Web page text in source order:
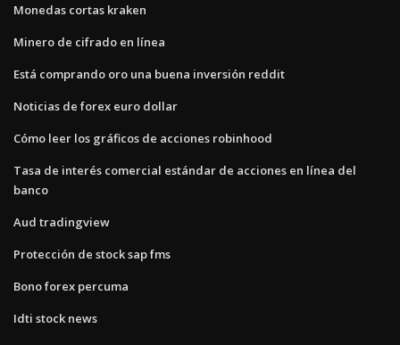
Monedas cortas kraken
Minero de cifrado en línea
Está comprando oro una buena inversión reddit
Noticias de forex euro dollar
Cómo leer los gráficos de acciones robinhood
Tasa de interés comercial estándar de acciones en línea del
banco
Aud tradingview
Protección de stock sap fms
Bono forex percuma
Idti stock news